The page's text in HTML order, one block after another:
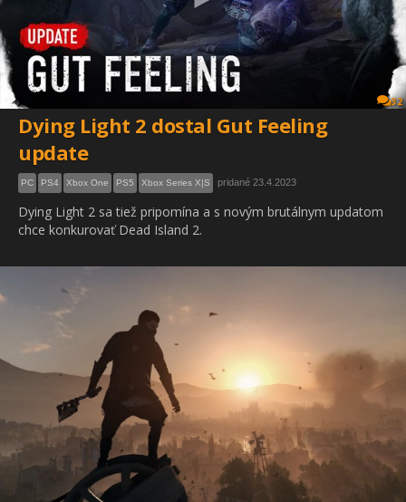
32
Dying Light 2 dostal Gut Feeling
update
PC PS4 Xbox One PS5 Xbox Series X|S pridané 23.4.2023
Dying Light 2 sa tiež pripomína a s novým brutálnym updatom
chce konkurovať Dead Island 2.